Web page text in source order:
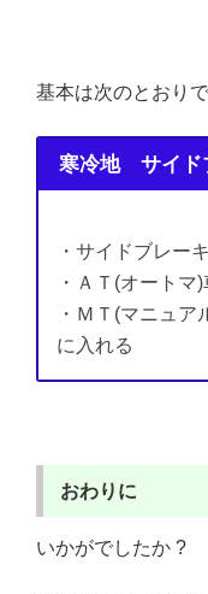
基本は次のとおりで
寒冷地 サイド
・サイドブレー
・ＡＴ(オートマ
・ＭＴ(マニュア
に入れる
おわりに
いかがでしたか ?